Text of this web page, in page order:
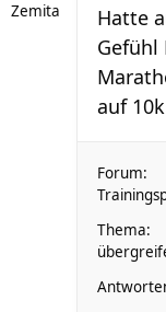
Zemita
Hatte
Gefühl
auf
Forum:
Thema: